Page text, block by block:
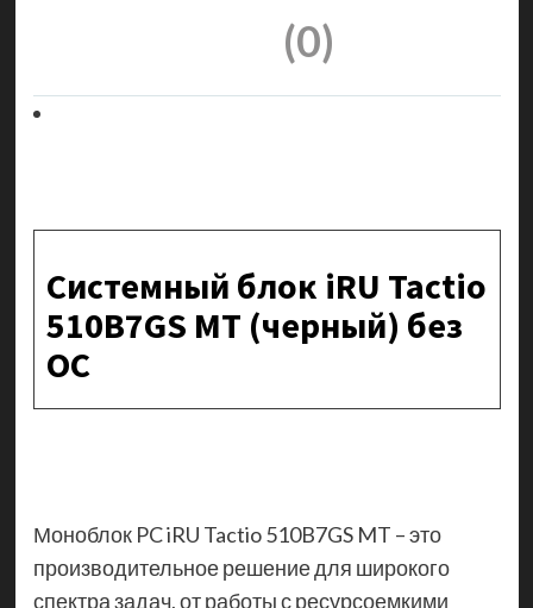
(0)
Системный блок iRU Tactio
510B7GS MT (черный) без
ОС
Моноблок PC iRU Tactio 510B7GS MT – это
производительное решение для широкого
спектра задач, от работы с ресурсоемкими